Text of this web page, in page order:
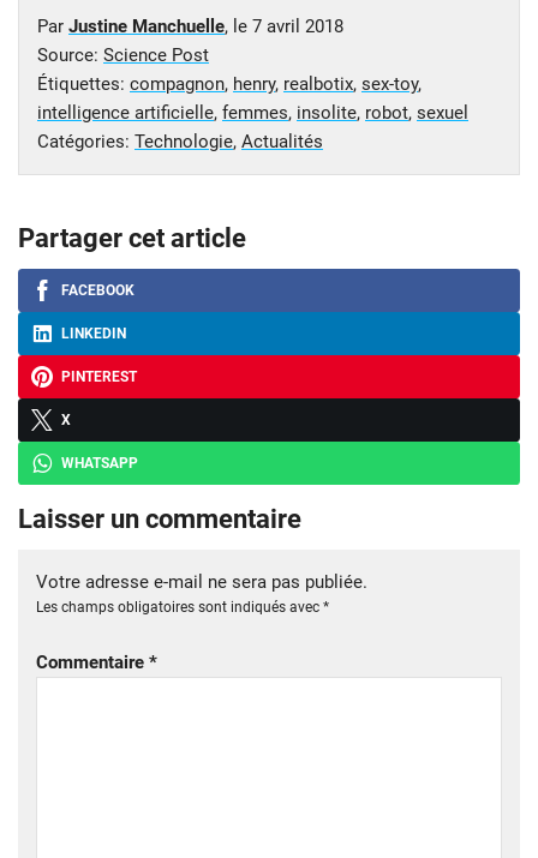
Par Justine Manchuelle, le 7 avril 2018
Source: Science Post
Étiquettes: compagnon, henry, realbotix, sex-toy,
intelligence artificielle, femmes, insolite, robot, sexuel
Catégories: Technologie, Actualités
Partager cet article
FACEBOOK
LINKEDIN
PINTEREST
X
WHATSAPP
Laisser un commentaire
Votre adresse e-mail ne sera pas publiée.
Les champs obligatoires sont indiqués avec *
Commentaire *